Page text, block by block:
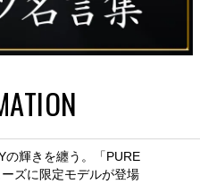
の輝きを纏う。「PURE
ズに限定モデルが登場